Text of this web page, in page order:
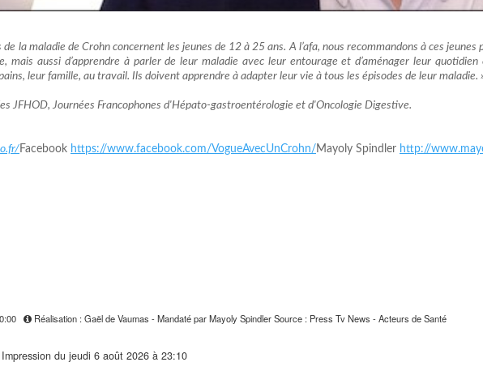
de la maladie de Crohn concernent les jeunes de 12 à 25 ans. A l’afa, nous recommandons à ces
mais aussi d’apprendre à parler de leur maladie avec leur entourage et d’aménager leur
leur famille, au travail. Ils doivent apprendre à adapter leur vie à tous les épisodes de leur maladie.
JFHOD, Journées Francophones d'Hépato-gastroentérologie et d'Oncologie Digestive.
Facebook https://www.facebook.com/VogueAvecUnCrohn/Mayoly Spindler http://
Réalisation : Gaël de Vaumas - Mandaté par Mayoly Spindler Source : Press Tv News - Acteurs de Santé
du jeudi 6 août 2026 à 23:10